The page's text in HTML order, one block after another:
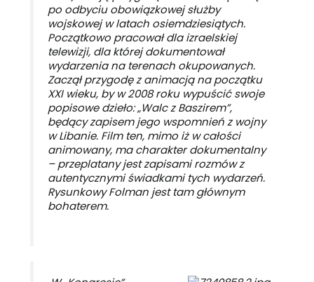
po odbyciu obowiązkowej służby
wojskowej w latach osiemdziesiątych.
Początkowo pracował dla izraelskiej
telewizji, dla której dokumentował
wydarzenia na terenach okupowanych.
Zaczął przygodę z animacją na początku
XXI wieku, by w 2008 roku wypuścić swoje
popisowe dzieło: „Walc z Baszirem”,
będący zapisem jego wspomnień z wojny
w Libanie. Film ten, mimo iż w całości
animowany, ma charakter dokumentalny
– przeplatany jest zapisami rozmów z
autentycznymi świadkami tych wydarzeń.
Rysunkowy Folman jest tam głównym
bohaterem.